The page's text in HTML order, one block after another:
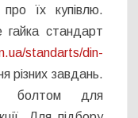
про їх купівлю.
гайка стандарт
standarts/din-
різних завдань.
з болтом для